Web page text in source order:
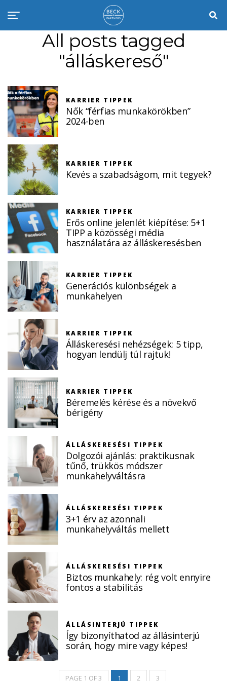
All posts tagged
"álláskereső"
KARRIER TIPPEK
Nők “férfias munkakörökben”
2024-ben
KARRIER TIPPEK
Kevés a szabadságom, mit tegyek?
KARRIER TIPPEK
Erős online jelenlét kiépítése: 5+1
TIPP a közösségi média
használatára az álláskeresésben
KARRIER TIPPEK
Generációs különbségek a
munkahelyen
KARRIER TIPPEK
Álláskeresési nehézségek: 5 tipp,
hogyan lendülj túl rajtuk!
KARRIER TIPPEK
Béremelés kérése és a növekvő
bérigény
ÁLLÁSKERESÉSI TIPPEK
Dolgozói ajánlás: praktikusnak
tűnő, trükkös módszer
munkahelyváltásra
ÁLLÁSKERESÉSI TIPPEK
3+1 érv az azonnali
munkahelyváltás mellett
ÁLLÁSKERESÉSI TIPPEK
Biztos munkahely: rég volt ennyire
fontos a stabilitás
ÁLLÁSINTERJÚ TIPPEK
Így bizonyíthatod az állásinterjú
során, hogy mire vagy képes!
PAGE 1 OF 3 1 2 3